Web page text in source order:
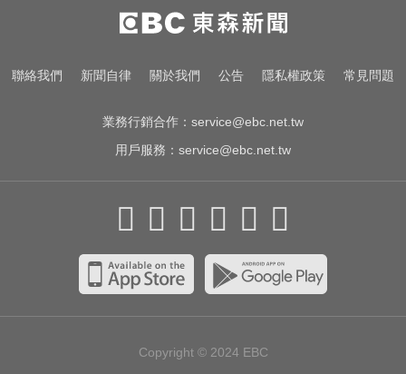
快訊／台糖開告福懋！致癌油風波
害下架 估損失2.43億
潛水正妹李潤潤36歲離世！ 最後貼
聯絡我們 新聞自律 關於我們 公告 隱私權政策 常見問題
業務行銷合作： service@ebc.net.tw
用戶服務： service@ebc.net.tw
Copyright © 2024 EBC